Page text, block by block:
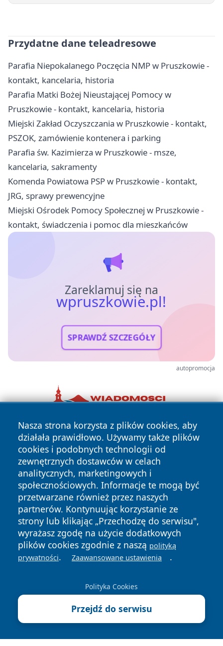
Przydatne dane teleadresowe
Parafia Niepokalanego Poczęcia NMP w Pruszkowie -
kontakt, kancelaria, historia
Parafia Matki Bożej Nieustającej Pomocy w
Pruszkowie - kontakt, kancelaria, historia
Miejski Zakład Oczyszczania w Pruszkowie - kontakt,
PSZOK, zamówienie kontenera i parking
Parafia św. Kazimierza w Pruszkowie - msze,
kancelaria, sakramenty
Komenda Powiatowa PSP w Pruszkowie - kontakt,
JRG, sprawy prewencyjne
Miejski Ośrodek Pomocy Społecznej w Pruszkowie -
kontakt, świadczenia i pomoc dla mieszkańców
Zareklamuj się na
wpruszkowie.pl!
SPRAWDŹ SZCZEGÓŁY
autopromocja
Nasza strona korzysta z plików cookies, aby
działała prawidłowo. Używamy także plików
cookies i podobnych technologii od
zewnętrznych dostawców w celach
analitycznych, marketingowych i
społecznościowych. Informacje te mogą być
przetwarzane również przez naszych
partnerów. Kontynuując korzystanie ze
strony lub klikając „Przechodzę do serwisu",
wyrażasz zgodę na użycie dodatkowych
plików cookies zgodnie z naszą polityką
prywatności. Zaawansowane ustawienia .
Polityka Cookies
Przejdź do serwisu
Copyright © 2026 wpruszkowie.pl Wszystkie prawa
zastrzeżone.
News Autorzy
Polityka
Prywatności
Polityka
Cookies